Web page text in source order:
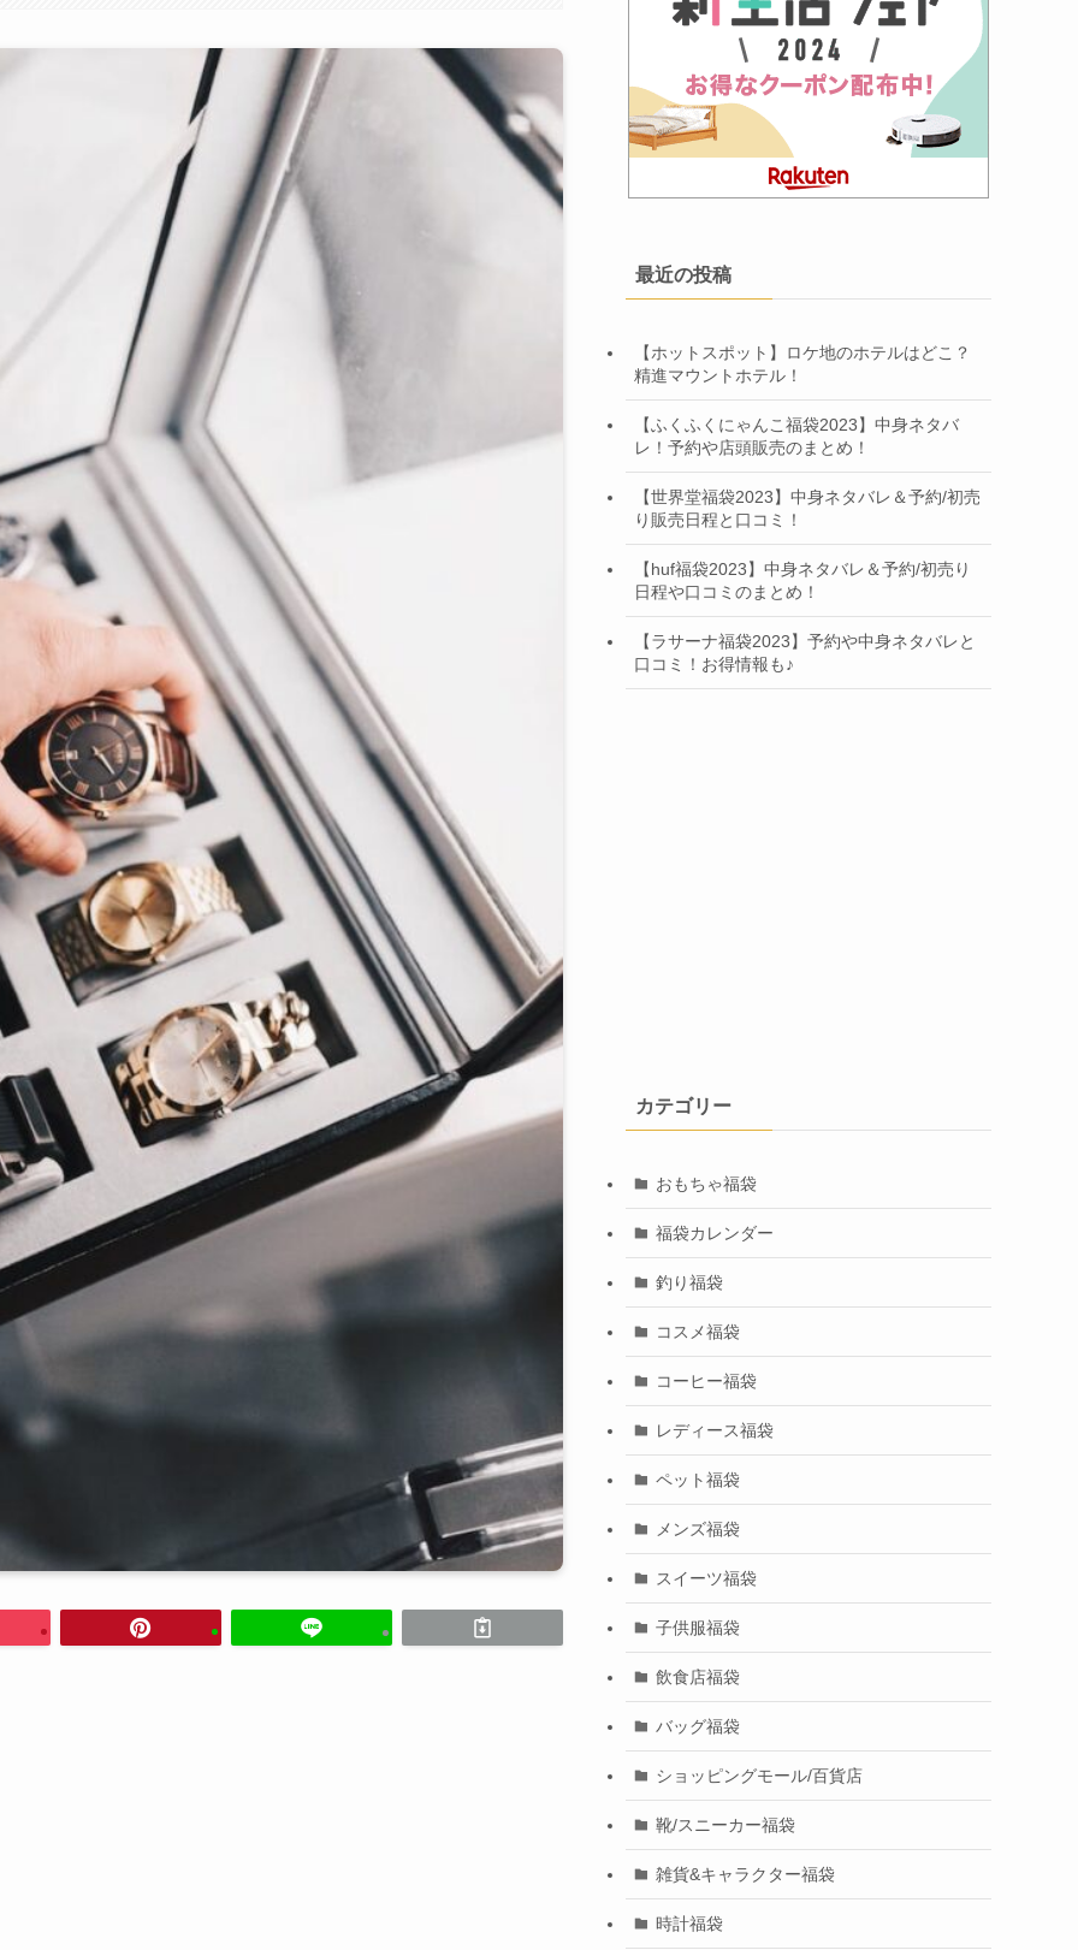
最近の投稿
【ホットスポット】ロケ地のホテルはどこ？
精進マウントホテル！
【ふくふくにゃんこ福袋2023】中身ネタバ
レ！予約や店頭販売のまとめ！
【世界堂福袋2023】中身ネタバレ＆予約/初売
り販売日程と口コミ！
【huf福袋2023】中身ネタバレ＆予約/初売り
日程や口コミのまとめ！
【ラサーナ福袋2023】予約や中身ネタバレと
口コミ！お得情報も♪
カテゴリー
おもちゃ福袋
福袋カレンダー
釣り福袋
コスメ福袋
コーヒー福袋
レディース福袋
ペット福袋
メンズ福袋
スイーツ福袋
子供服福袋
飲食店福袋
バッグ福袋
ショッピングモール/百貨店
靴/スニーカー福袋
雑貨&キャラクター福袋
時計福袋